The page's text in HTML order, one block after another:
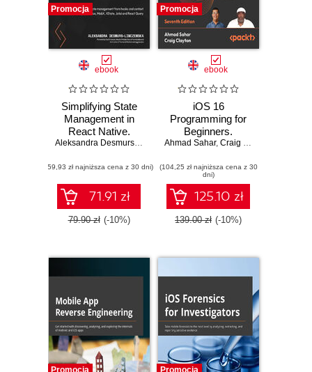
Promocja
ebook
Simplifying State
Management in
React Native.
Master state
hooks and context
through to Redux,
MobX, XState,
Jotai and React
Query
Aleksandra Desmurs-Linczewska
(59,93 zł najniższa cena z 30 dni)
71.91 zł
79.90 zł (-10%)
Promocja
ebook
iOS 16
Programming for
Beginners.
Kickstart your iOS
journey with a
hands-on guide to
Swift 5.7 and
Xcode 14 -
Seventh Edition
Ahmad Sahar, Craig Clayton
(104,25 zł najniższa cena z 30
dni)
125.10 zł
139.00 zł (-10%)
Promocja Promocja